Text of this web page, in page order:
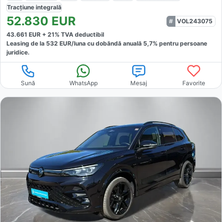
Tracțiune integrală
52.830 EUR
VOL243075
43.661 EUR + 21% TVA deductibil
Leasing de la 532 EUR/luna cu dobăndă anuală 5,7% pentru persoane
juridice.
Sună WhatsApp Mesaj Favorite